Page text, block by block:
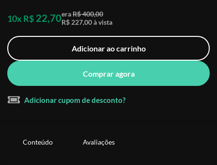
10x R$ 22,70eraR$ 400,00
R$ 227,00 à vista
Adicionar ao carrinho
Comprar agora
Adicionar cupom de desconto?
Conteúdo Avaliações